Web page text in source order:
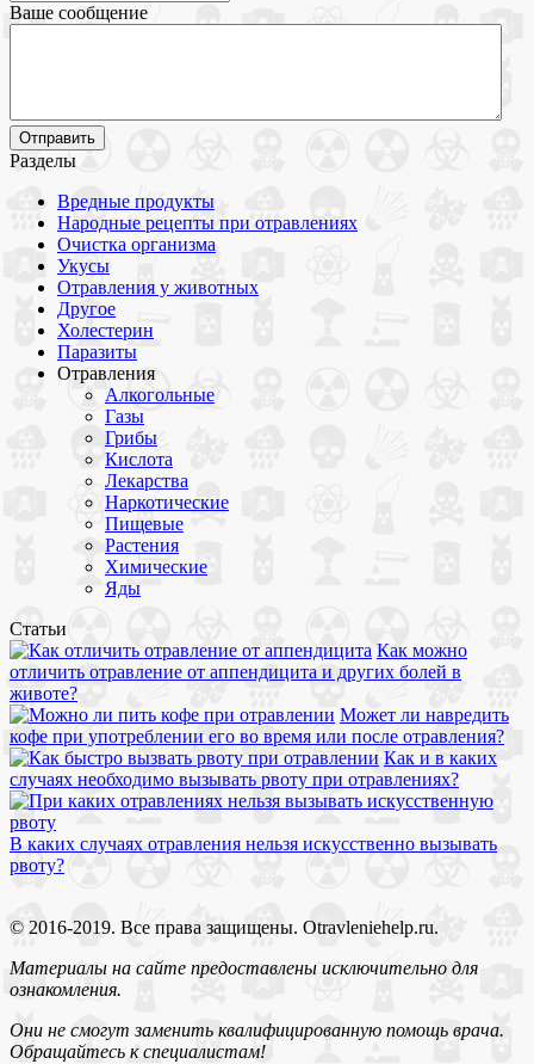
Ваше сообщение
Разделы
Вредные продукты
Народные рецепты при отравлениях
Очистка организма
Укусы
Отравления у животных
Другое
Холестерин
Паразиты
Отравления
Алкогольные
Газы
Грибы
Кислота
Лекарства
Наркотические
Пищевые
Растения
Химические
Яды
Статьи
Как можно
отличить отравление от аппендицита и других болей в
животе?
Может ли навредить
кофе при употреблении его во время или после отравления?
Как и в каких
случаях необходимо вызывать рвоту при отравлениях?
В каких случаях отравления нельзя искусственно вызывать
рвоту?
© 2016-2019. Все права защищены. Otravleniehelp.ru.
Материалы на сайте предоставлены исключительно для
ознакомления.
Они не смогут заменить квалифицированную помощь врача.
Обращайтесь к специалистам!